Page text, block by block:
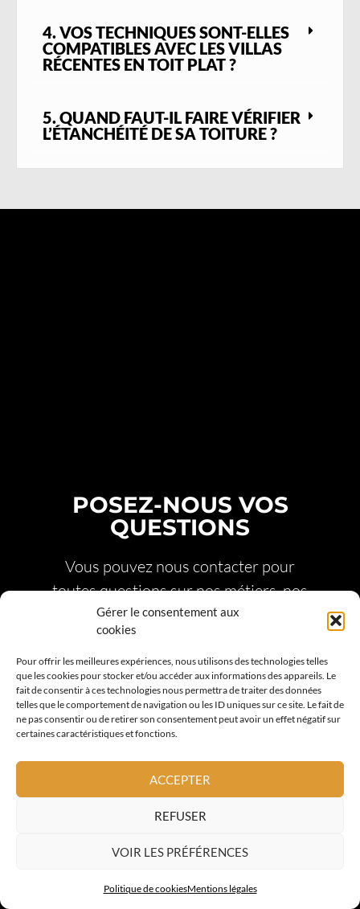
Gérer le consentement aux
cookies
Pour offrir les meilleures expériences, nous utilisons des technologies telles
que les cookies pour stocker et/ou accéder aux informations des appareils. Le
fait de consentir à ces technologies nous permettra de traiter des données
telles que le comportement de navigation ou les ID uniques sur ce site. Le fait de
ne pas consentir ou de retirer son consentement peut avoir un effet négatif sur
certaines caractéristiques et fonctions.
ACCEPTER
REFUSER
VOIR LES PRÉFÉRENCES
Politique de cookiesMentions légales
4. VOS TECHNIQUES SONT-ELLES
COMPATIBLES AVEC LES VILLAS
RÉCENTES EN TOIT PLAT ?
5. QUAND FAUT-IL FAIRE VÉRIFIER
L’ÉTANCHÉITÉ DE SA TOITURE ?
POSEZ-NOUS VOS
QUESTIONS
Vous pouvez nous contacter pour
toutes questions sur nos métiers, nos
prestations ou pour toute demande
devis. Nous répondrons à votre
demande dans les meilleurs délais.
CONTACTEZ-NOUS